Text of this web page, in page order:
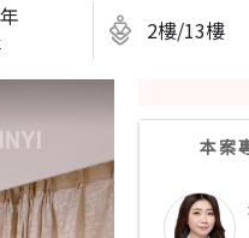
2樓/13樓
本案